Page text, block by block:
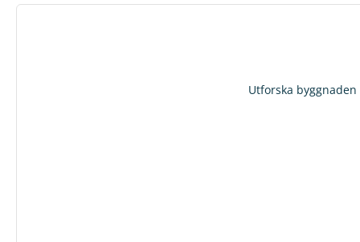
Utforska